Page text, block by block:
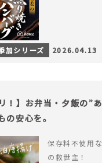
加シリーズ 2026.04.13
！】お弁当・夕飯の”
の安心を。
保存料不使用
の救世主！